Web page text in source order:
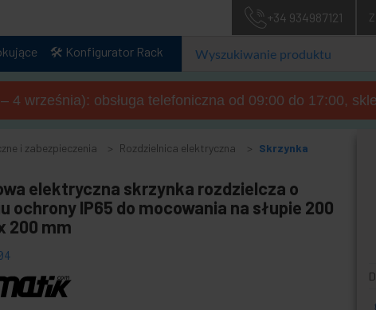
+34 934987121
🛠️ Konfigurator Rack
4 września): obsługa telefoniczna od 09:00 do 17:00,
i zabezpieczenia Rozdzielnica elektryczna
Skrzynka
elektryczna skrzynka rozdzielcza o
ochrony IP65 do mocowania na słupie 200
200 mm